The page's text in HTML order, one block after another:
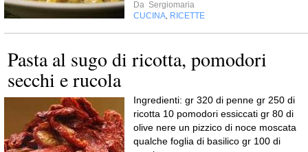
Da Sergiomaria
CUCINA RICETTE
Pasta al sugo di ricotta, pomodori
secchi e rucola
Ingredienti: gr 320 di penne gr 250 di
ricotta 10 pomodori essiccati gr 80 di
olive nere un pizzico di noce moscata
qualche foglia di basilico gr 100 di